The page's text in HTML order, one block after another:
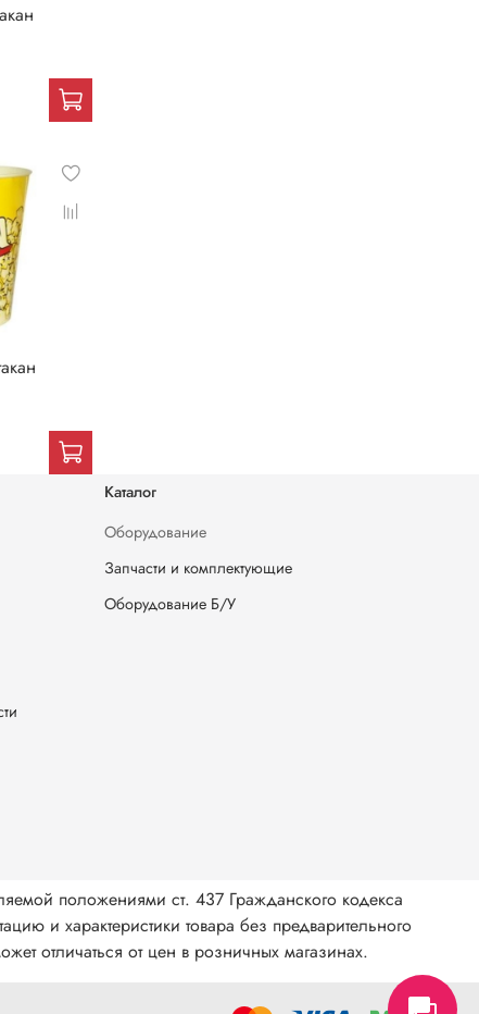
Каталог
Оборудование
Запчасти и комплектующие
Оборудование Б/У
положениями ст. 437 Гражданского кодекса
и характеристики товара без предварительного
отличаться от цен в розничных магазинах.